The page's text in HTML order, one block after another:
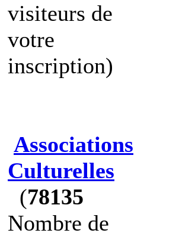
visiteurs de
votre
inscription)
Associations
Culturelles
(78135
Nombre de